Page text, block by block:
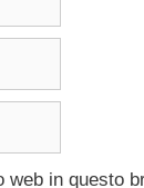
web in questo